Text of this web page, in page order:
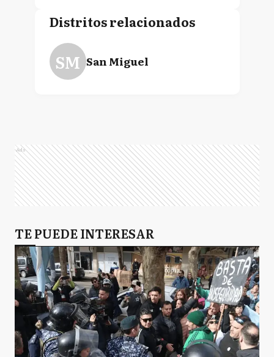
Distritos relacionados
SM San Miguel
Ads
TE PUEDE INTERESAR